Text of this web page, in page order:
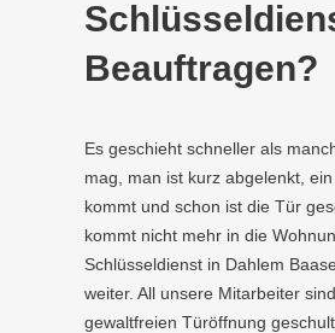
Beauftragen?
Es geschieht schneller als
mag, man ist kurz abgelenkt,
kommt und schon ist die Tür
kommt nicht mehr in die
Schlüsseldienst in Dahlem
weiter. All unsere Mitarbeiter
gewaltfreien Türöffnung